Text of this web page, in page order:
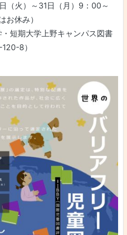
（火）～31日（月）9：00～
お休み）
・短期大学上野キャンパス図書
8）